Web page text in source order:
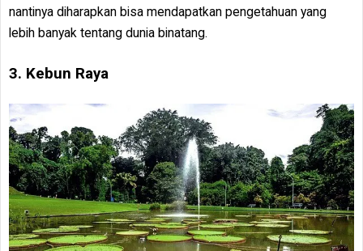
nantinya diharapkan bisa mendapatkan pengetahuan yang
lebih banyak tentang dunia binatang.
3. Kebun Raya